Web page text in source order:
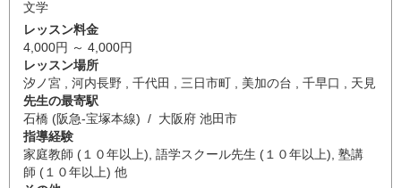
文学
レッスン料金
4,000円 ～ 4,000円
レッスン場所
汐ノ宮 , 河内長野 , 千代田 , 三日市町 , 美加の台 , 千早口 , 天見
先生の最寄駅
石橋 (阪急-宝塚本線) / 大阪府 池田市
指導経験
家庭教師 (１０年以上), 語学スクール先生 (１０年以上), 塾講
師 (１０年以上) 他